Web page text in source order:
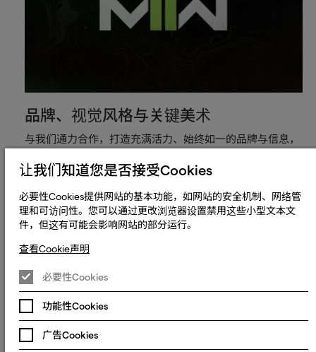
品牌、视觉风格与关键美术
与我们通力合作，打造充满活力、始终如一的品牌与信息，
然后我们就能将其推广到：
标志
关键视觉资源与美术
渠道营销
游戏封面
以及您需要的任何艺术形式
我们通过与客户的长期业务目标保持一致，并促进战略合作
伙伴关系来取得成功。
让我们知道您是否接受Cookies
必要性Cookies提供网站的基本功能，如网站的安全机制、网络管
理和可访问性。您可以通过更改浏览器设置禁用这些小型文本文
件，但这有可能会影响网站的部分运行。
查看Cookie声明
必要性Cookies
功能性Cookies
广告Cookies